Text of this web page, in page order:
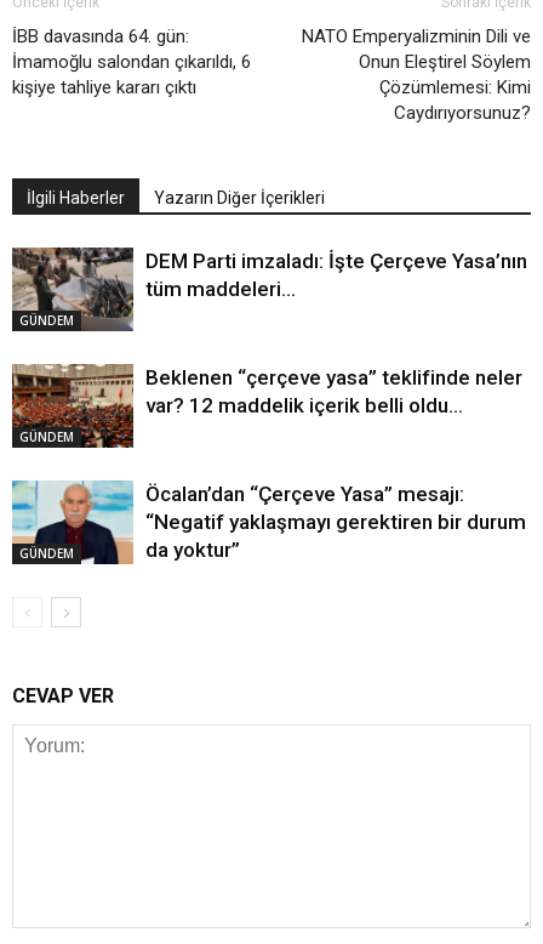
İBB davasında 64. gün:
İmamoğlu salondan çıkarıldı, 6
kişiye tahliye kararı çıktı
NATO Emperyalizminin Dili ve
Onun Eleştirel Söylem
Çözümlemesi: Kimi
Caydırıyorsunuz?
İlgili Haberler Yazarın Diğer İçerikleri
GÜNDEM
DEM Parti imzaladı: İşte Çerçeve Yasa’nın
tüm maddeleri…
GÜNDEM
Beklenen “çerçeve yasa” teklifinde neler
var? 12 maddelik içerik belli oldu…
GÜNDEM
Öcalan’dan “Çerçeve Yasa” mesajı:
“Negatif yaklaşmayı gerektiren bir durum
da yoktur”
CEVAP VER